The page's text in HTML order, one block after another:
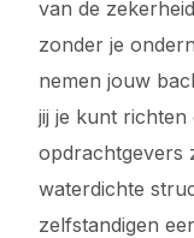
van de
zonder je
nemen jouw
jij je kunt
opdrachtgevers
waterdichte
zelfstandigen